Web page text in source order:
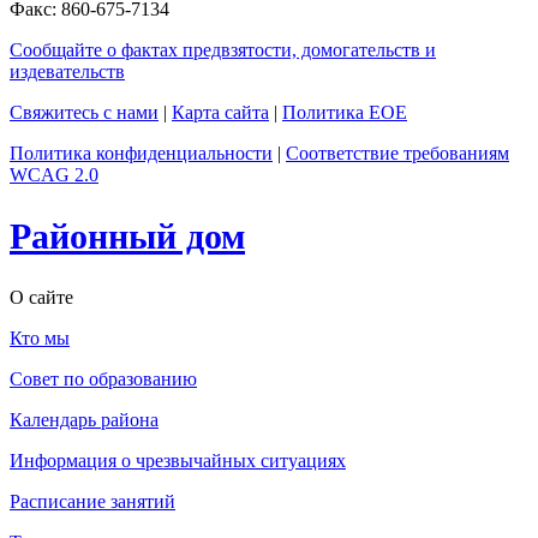
Факс: 860-675-7134
Сообщайте о фактах предвзятости, домогательств и
издевательств
Свяжитесь с нами | Карта сайта | Политика EOE
Политика конфиденциальности | Соответствие требованиям
WCAG 2.0
Районный дом
О сайте
Кто мы
Совет по образованию
Календарь района
Информация о чрезвычайных ситуациях
Расписание занятий